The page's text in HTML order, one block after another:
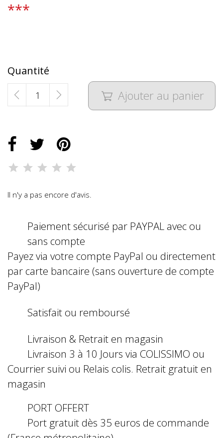
***
Quantité
 Ajouter au panier
Il n'y a pas encore d'avis.
Paiement sécurisé par PAYPAL avec ou
sans compte
Payez via votre compte PayPal ou directement
par carte bancaire (sans ouverture de compte
PayPal)
Satisfait ou remboursé
Livraison & Retrait en magasin
Livraison 3 à 10 Jours via COLISSIMO ou
Courrier suivi ou Relais colis. Retrait gratuit en
magasin
PORT OFFERT
Port gratuit dès 35 euros de commande